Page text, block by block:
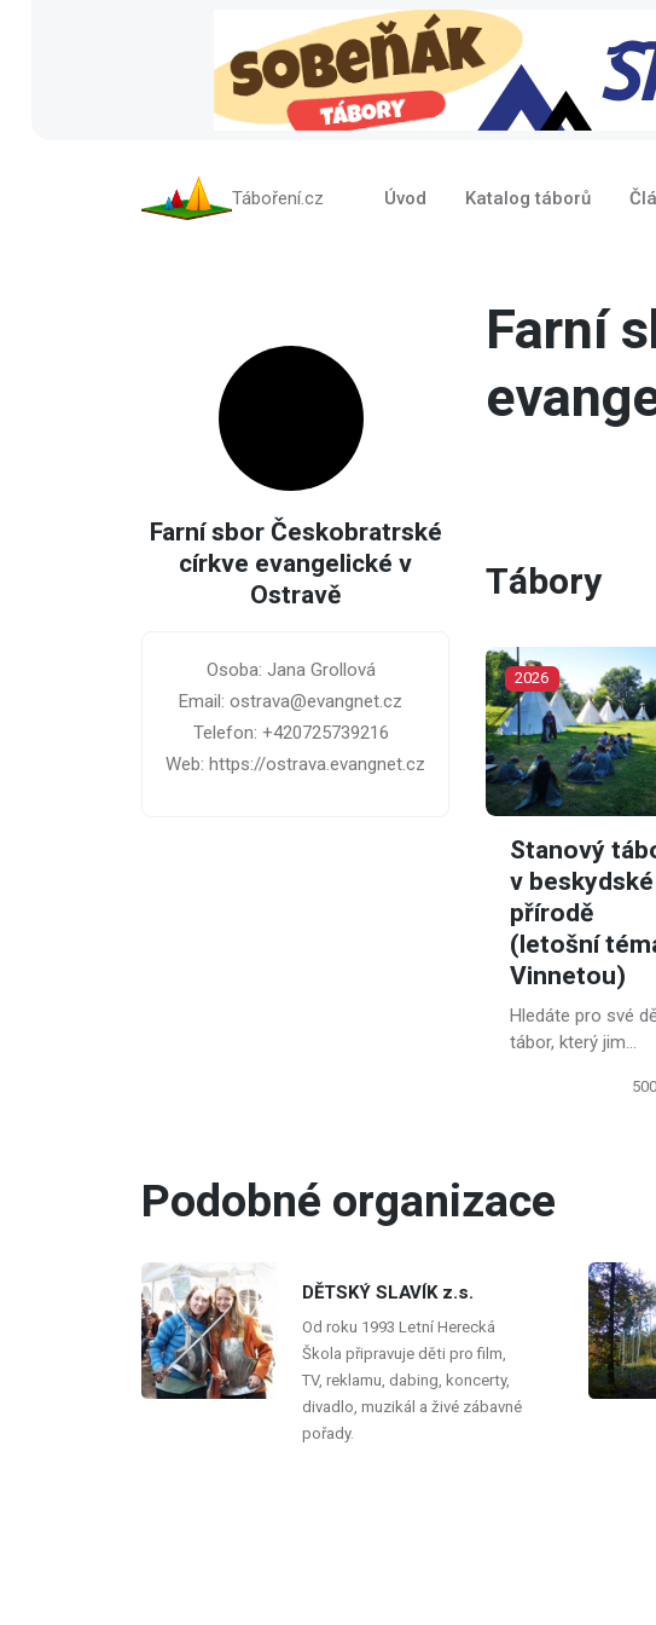
Táboření.cz Úvod Katalog táborů
Farní sbor Českobratrské
církve evangelické v
Ostravě
Osoba: Jana Grollová
Email: ostrava@evangnet.cz
Telefon: +420725739216
Web: https://ostrava.evangnet.cz
Farní
Tábory
2026
Stanový
v beskydské
přírodě
(letošní
Vinnetou)
Hledáte pro své
tábor, který jim
Podobné organizace
DĚTSKÝ SLAVÍK z.s.
Od roku 1993 Letní Herecká
Škola připravuje děti pro film,
TV, reklamu, dabing, koncerty,
divadlo, muzikál a živé zábavné
pořady.